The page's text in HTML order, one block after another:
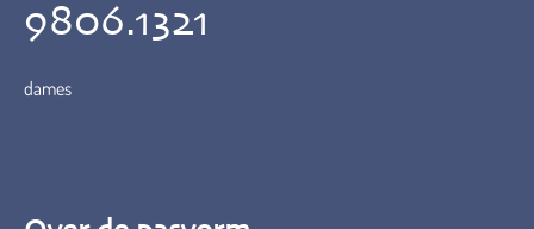
9806.1321
dames